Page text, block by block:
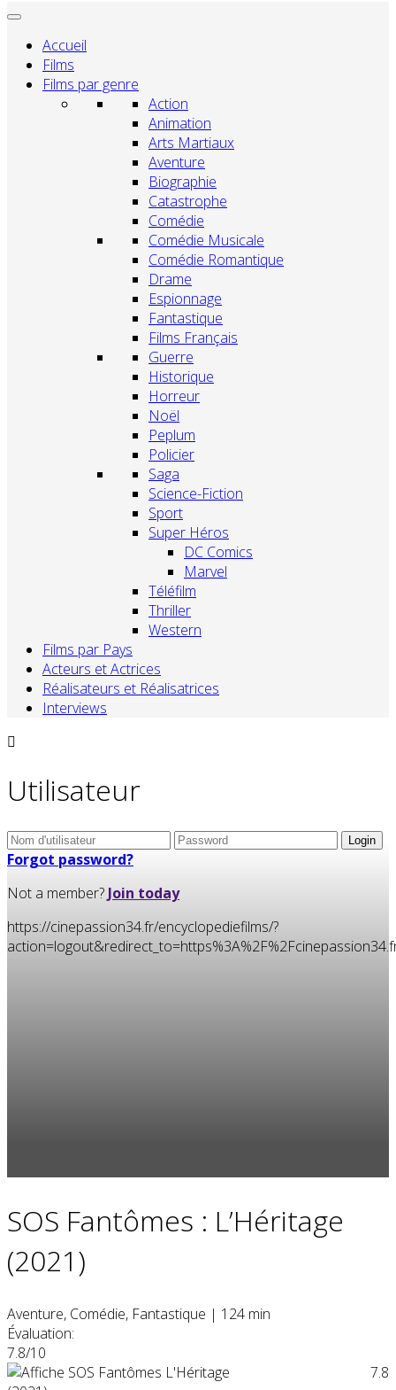
Accueil
Films
Films par genre
Action
Animation
Arts Martiaux
Aventure
Biographie
Catastrophe
Comédie
Comédie Musicale
Comédie Romantique
Drame
Espionnage
Fantastique
Films Français
Guerre
Historique
Horreur
Noël
Peplum
Policier
Saga
Science-Fiction
Sport
Super Héros
DC Comics
Marvel
Téléfilm
Thriller
Western
Films par Pays
Acteurs et Actrices
Réalisateurs et Réalisatrices
Interviews
Utilisateur
Forgot password?
Not a member? Join today
https://cinepassion34.fr/encyclopediefilms/?
SOS Fantômes : L’Héritage
(2021)
Aventure, Comédie, Fantastique | 124 min
Évaluation:
7.8/10
7.8